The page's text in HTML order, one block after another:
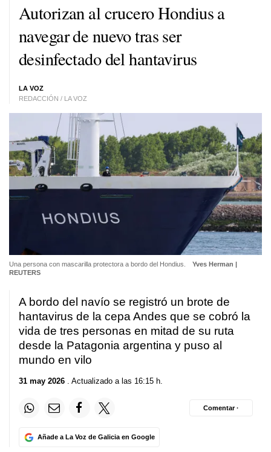
Autorizan al crucero Hondius a
navegar de nuevo tras ser
desinfectado del hantavirus
LA VOZ
REDACCIÓN / LA VOZ
Una persona con mascarilla protectora a bordo del Hondius.
Yves Herman |
REUTERS
A bordo del navío se registró un brote de
hantavirus de la cepa Andes que se cobró la
vida de tres personas en mitad de su ruta
desde la Patagonia argentina y puso al
mundo en vilo
31 may 2026 . Actualizado a las 16:15 h.
Añade a La Voz de Galicia en Google
Comentar ·